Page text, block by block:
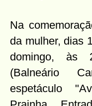
Na
da mulher, dias
domingo, às
(Balneário
espetáculo